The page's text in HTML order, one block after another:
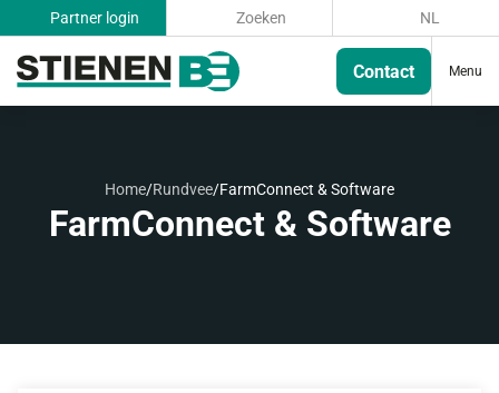
Partner login Zoeken NL
Contact Menu
Home/Rundvee/FarmConnect & Software
FarmConnect & Software